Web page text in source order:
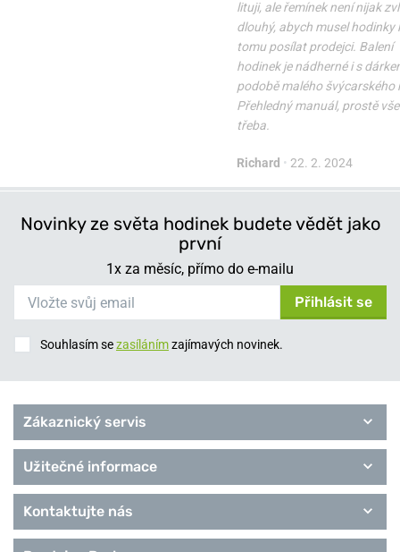
lituji, ale řemínek není nijak
dlouhý, abych musel hodinky
tomu posílat prodejci. Balení
hodinek je nádherné i s
podobě malého švýcarského
Přehledný manuál, prostě
třeba.
Richard • 22. 2. 2024
Novinky ze světa hodinek budete vědět jako
první
1x za měsíc, přímo do e-mailu
Přihlásit se
Souhlasím sezasílánímzajímavých novinek.
Zákaznický servis
Užitečné informace
Kontaktujte nás